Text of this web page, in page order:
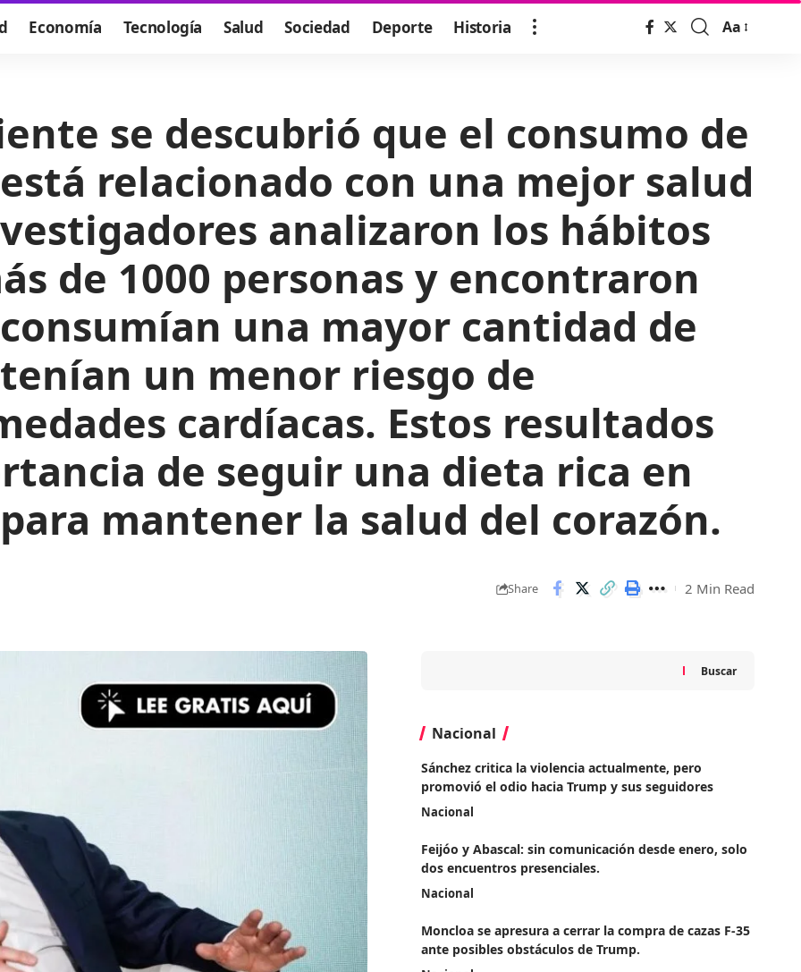
Economía Tecnología Salud Sociedad Deporte Historia
Font
Aa
se descubrió que el consumo de
relacionado con una mejor salud
analizaron los hábitos
de 1000 personas y encontraron
una mayor cantidad de
un menor riesgo de
cardíacas. Estos resultados
de seguir una dieta rica en
mantener la salud del corazón.
Share 2 Min Read
Buscar
Nacional
Sánchez critica la violencia actualmente, pero
promovió el odio hacia Trump y sus seguidores
Nacional
Feijóo y Abascal: sin comunicación desde enero, solo
dos encuentros presenciales.
Nacional
Moncloa se apresura a cerrar la compra de cazas F-35
ante posibles obstáculos de Trump.